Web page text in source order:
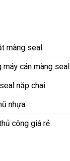
màng seal
cán màng seal
năp chai
nhựa
công giá rẻ